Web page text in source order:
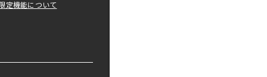
定機能について